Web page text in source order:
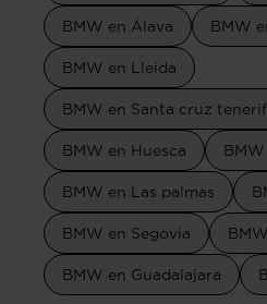
BMW en Álava BMW
BMW en Lleida
BMW en Santa cruz
BMW en Huesca
BMW en Las palmas
BMW en Segovia
BMW en Guadalajara